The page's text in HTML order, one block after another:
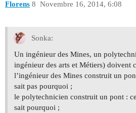
Florens Novembre 16, 2014, 6:08
8
Sonka:
Un ingénieur des Mines, un
ingénieur des arts et Métiers) doivent
l’ingénieur des Mines construit un
sait pas pourquoi ;
le polytechnicien construit un pont :
sait pourquoi ;